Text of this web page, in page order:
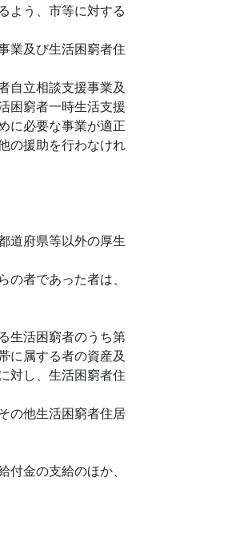
よう、市等に対する
業及び生活困窮者住
自立相談支援事業及
困窮者一時生活支援
に必要な事業が適正
の援助を行わなけれ
道府県等以外の厚生
者であった者は、
生活困窮者のうち第
に属する者の資産及
対し、生活困窮者住
の他生活困窮者住居
金の支給のほか、